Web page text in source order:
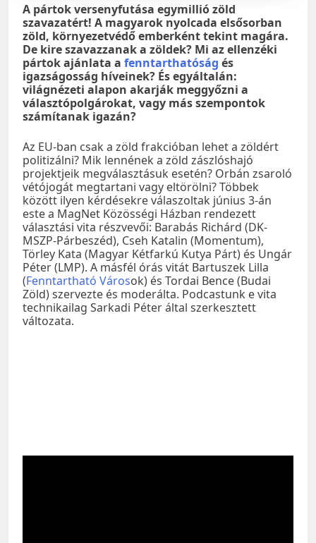
A pártok versenyfutása egymillió zöld
szavazatért! A magyarok nyolcada elsősorban
zöld, környezetvédő emberként tekint magára.
De kire szavazzanak a zöldek? Mi az ellenzéki
pártok ajánlata a fenntarthatóság és
igazságosság híveinek? És egyáltalán:
világnézeti alapon akarják meggyőzni a
választópolgárokat, vagy más szempontok
számítanak igazán?
Az EU-ban csak a zöld frakcióban lehet a zöldért
politizálni? Mik lennének a zöld zászlóshajó
projektjeik megválasztásuk esetén? Orbán zsaroló
vétójogát megtartani vagy eltörölni? Többek
között ilyen kérdésekre válaszoltak június 3-án
este a MagNet Közösségi Házban rendezett
választási vita részvevői: Barabás Richárd (DK-
MSZP-Párbeszéd), Cseh Katalin (Momentum),
Törley Kata (Magyar Kétfarkú Kutya Párt) és Ungár
Péter (LMP). A másfél órás vitát Bartuszek Lilla
(Fenntartható Városok) és Tordai Bence (Budai
Zöld) szervezte és moderálta. Podcastunk e vita
technikailag Sarkadi Péter által szerkesztett
változata.